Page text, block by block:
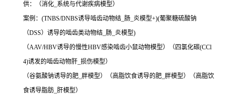
供：（消化_系统与代谢疾病模型）
案例：(TNBS/DNBS诱导啮齿动物结_肠_炎模型+)(葡聚糖硫酸钠
（DSS）诱导的啮齿类动物结_肠_炎模型)
（AAV/HBV诱导的慢性HBV感染啮齿小鼠动物模型）（四氯化碳(CCl
4)诱发的啮齿动物肝_损伤模型）
（谷氨酸钠诱导的肥_胖模型）（高脂饮食诱导的肥_胖模型）（高脂饮
食诱导脂肪_肝模型）